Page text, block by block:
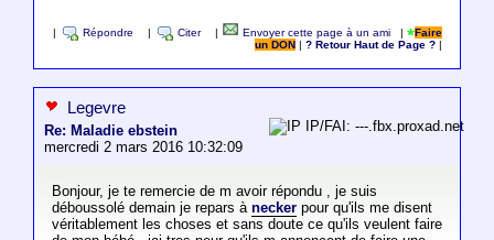
Répondre Citer Envoyer cette page à un ami |
Faire
un DON
|? Retour Haut de Page ?
Legevre
Re: Maladie ebstein
mercredi 2 mars 2016 10:32:09
IP/FAI: ---.fbx.proxad.net
Bonjour, je te remercie de m avoir répondu , je suis
déboussolé demain je repars à neckerpour qu'ils me disent
véritablement les choses et sans doute ce qu'ils veulent faire